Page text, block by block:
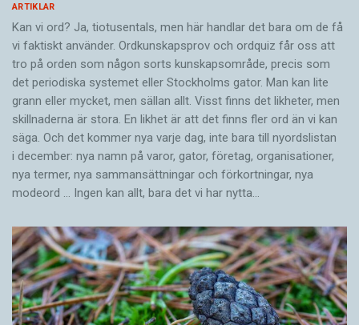
ARTIKLAR
Kan vi ord? Ja, tiotusentals, men här handlar det bara om de få
vi faktiskt använder. Ordkunskapsprov och ordquiz får oss att
tro på orden som någon sorts kunskapsområde, precis som
det periodiska systemet eller Stockholms gator. Man kan lite
grann eller mycket, men sällan allt. Visst finns det likheter, men
skillnaderna är stora. En likhet är att det finns fler ord än vi kan
säga. Och det kommer nya varje dag, inte bara till nyordslistan
i december: nya namn på varor, gator, företag, organisationer,
nya termer, nya samman­sättningar och förkortningar, nya
modeord … Ingen kan allt, bara det vi har nytta…